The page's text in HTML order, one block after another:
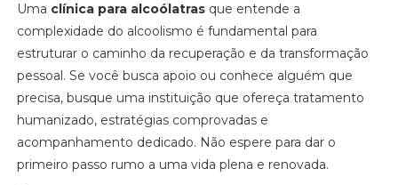
Uma clínica para alcoólatras que entende a
complexidade do alcoolismo é fundamental para
estruturar o caminho da recuperação e da transformação
pessoal. Se você busca apoio ou conhece alguém que
precisa, busque uma instituição que ofereça tratamento
humanizado, estratégias comprovadas e
acompanhamento dedicado. Não espere para dar o
primeiro passo rumo a uma vida plena e renovada.